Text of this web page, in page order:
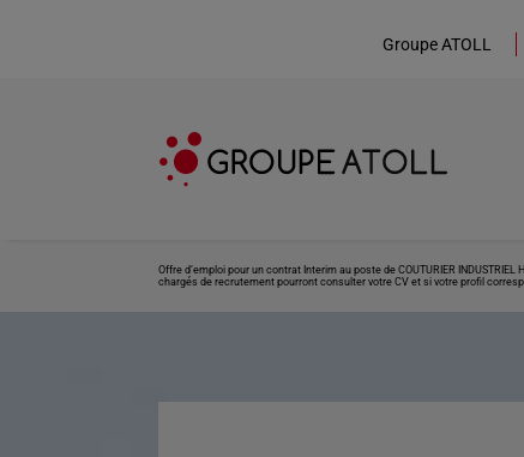
Groupe ATOLL
Offre d’emploi pour un contrat Interim au poste de COUTURIER
chargés de recrutement pourront consulter votre CV et si votre profil